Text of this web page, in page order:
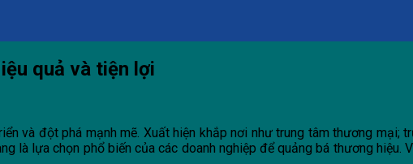
quả và tiện lợi
và đột phá mạnh mẽ. Xuất hiện khắp nơi như trung tâm thương mại;
là lựa chọn phổ biến của các doanh nghiệp để quảng bá thương hiệu.